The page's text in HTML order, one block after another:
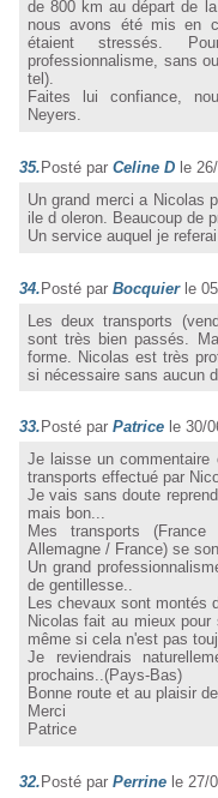
de 800 km au départ de
nous avons été mis en
étaient stressés.
professionnalisme, sans
tel).
Faites lui confiance,
Neyers.
35. Posté par Celine D le
Un grand merci a Nicolas
ile d oleron. Beaucoup de
Un service auquel je
34.Posté par Bocquier le
Les deux transports
sont très bien passés.
forme. Nicolas est très
si nécessaire sans aucun
33. Posté par Patrice le 30/
Je laisse un
transports effectué par
Je vais sans doute
mais bon...
Mes transports
Allemagne / France) se
Un grand
de gentillesse..
Les chevaux sont montés
Nicolas fait au mieux pour
même si cela n'est pas
Je reviendrais
prochains..(Pays-Bas)
Bonne route et au plaisir
Merci
Patrice
32. Posté par Perrine le 27/